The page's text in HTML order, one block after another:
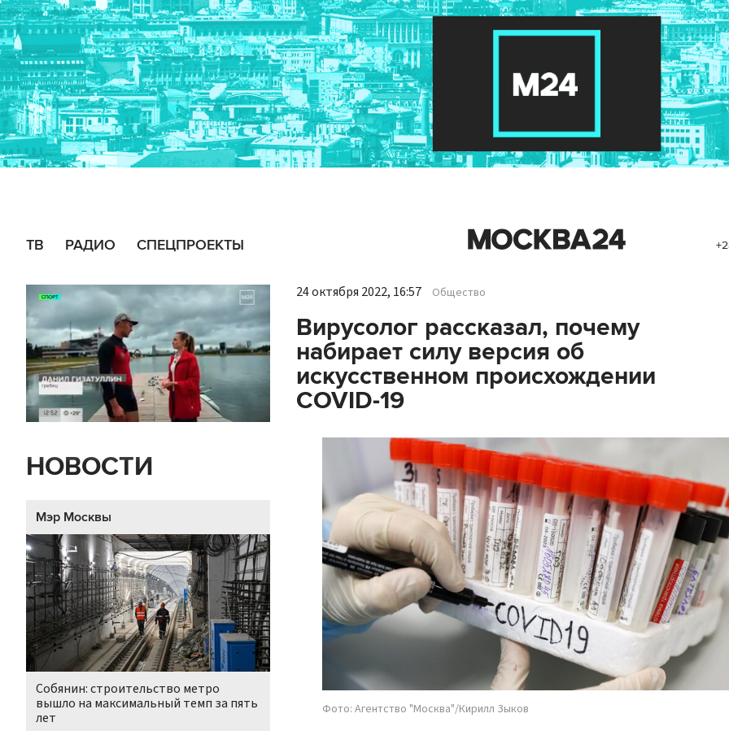
ТВ РАДИО СПЕЦПРОЕКТЫ
НОВОСТИ
Мэр Москвы
Собянин: строительство метро
вышло на максимальный темп за пять
лет
24 октября 2022, 16:57 Общество
Вирусолог рассказал, почему
набирает силу версия об
искусственном происхождении
COVID-19
Фото: Агентство "Москва"/Кирилл Зыков